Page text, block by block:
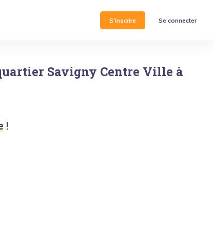
S'inscrire Se connecter
Savigny Centre Ville à
!